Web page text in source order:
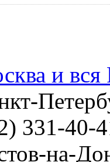
и вся
331-40-
на-